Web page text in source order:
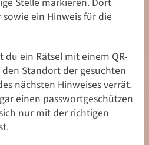
ein Hinweis für die
du ein Rätsel mit einem QR-
Standort der gesuchten
nächsten Hinweises verrät.
einen passwortgeschützen
nur mit der richtigen